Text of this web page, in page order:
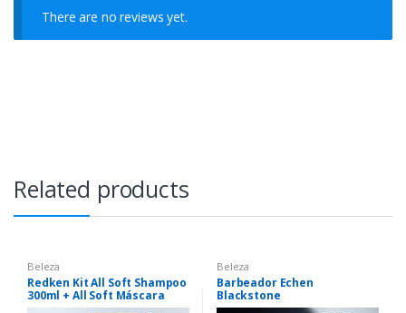
There are no reviews yet.
Related products
Beleza
Redken Kit All Soft Shampoo
300ml + All Soft Máscara
250ml + Leave-in Redken
Beleza
Barbeador Echen
Blackstone